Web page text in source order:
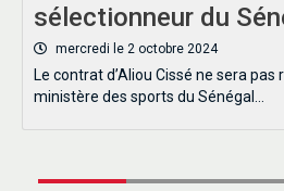
sélectionneur du
mercredi le 2 octobre 2024
Le contrat d’Aliou Cissé ne sera pas
ministère des sports du Sénégal…